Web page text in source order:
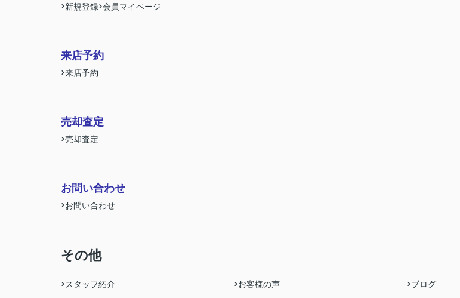
新規登録 会員マイページ
来店予約
来店予約
売却査定
売却査定
お問い合わせ
お問い合わせ
その他
スタッフ紹介 お客様の声 ブログ